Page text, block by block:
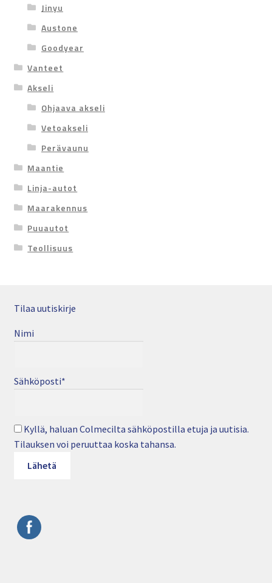
Jinyu
Austone
Goodyear
Vanteet
Akseli
Ohjaava akseli
Vetoakseli
Perävaunu
Maantie
Linja-autot
Maarakennus
Puuautot
Teollisuus
Tilaa uutiskirje
Nimi
Sähköposti*
Kyllä, haluan Colmecilta sähköpostilla etuja ja uutisia.
Tilauksen voi peruuttaa koska tahansa.